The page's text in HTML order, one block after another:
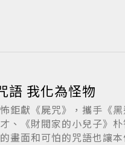
《屍咒》詭異舞蹈神秘咒語 我化為怪物
鉅獻《屍咒》，攜手《黑
、《財閥家的小兒子》
畫面和可怕的咒語也讓